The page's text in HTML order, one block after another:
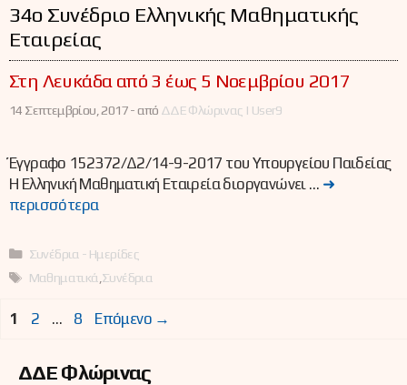
34ο Συνέδριο Ελληνικής Μαθηματικής
Εταιρείας
Στη Λευκάδα από 3 έως 5 Νοεμβρίου 2017
14 Σεπτεμβρίου, 2017 -από ΔΔΕ Φλώρινας | User9
Έγγραφο 152372/Δ2/14-9-2017 του Υπουργείου Παιδείας
Η Ελληνική Μαθηματική Εταιρεία διοργανώνει … ➜
περισσότερα
Κατηγορίες
Συνέδρια - Ημερίδες
Ετικέτες
Μαθηματικά Συνέδρια
Σελίδα
1 Σελίδα
2 … Σελίδα
8 Επόμενο →
ΔΔΕ Φλώρινας